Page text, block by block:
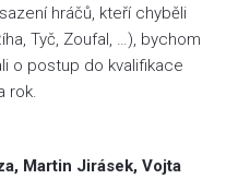
hráčů, kteří chyběli
Tyč, Zoufal, …), bychom
o postup do kvalifikace
rok.
Martin Jirásek, Vojta